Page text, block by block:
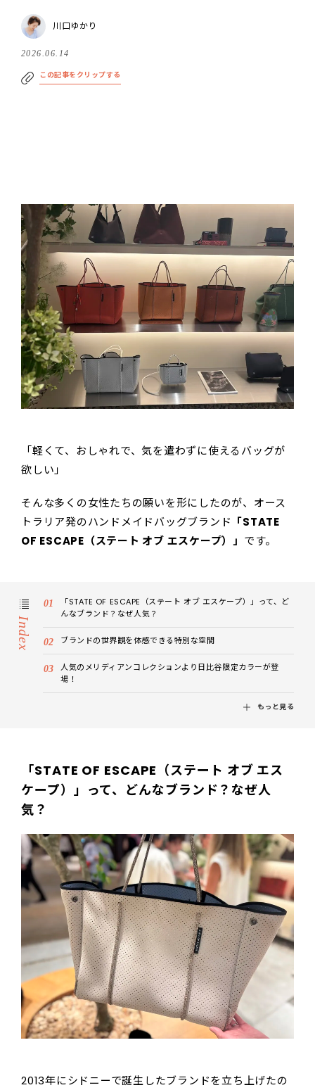
川口ゆかり
2026.06.14
この記事をクリップする
「軽くて、おしゃれで、気を遣わずに使えるバッグが
欲しい」
そんな多くの女性たちの願いを形にしたのが、オース
トラリア発のハンドメイドバッグブランド 「STATE
OF ESCAPE（ステート オブ エスケープ）」 です。
Index
「STATE OF ESCAPE（ステート オブ エスケープ）」って、ど
んなブランド？なぜ人気？
ブランドの世界観を体感できる特別な空間
人気のメリディアンコレクションより日比谷限定カラーが登
場！
もっと見る
「STATE OF ESCAPE（ステート オブ エス
ケープ）」 って、どんなブランド？なぜ人
気？
2013年にシドニーで誕生したブランドを立ち上げたの